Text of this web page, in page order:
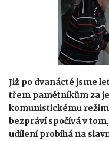
Již po dvanácté jsme
třem pamětníkům za
komunistickému
bezpráví spočívá v
udílení probíhá na